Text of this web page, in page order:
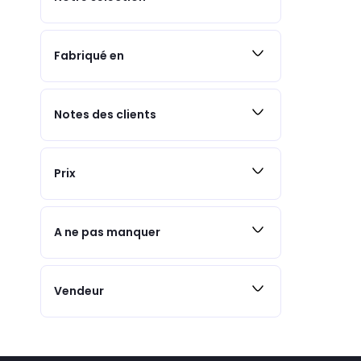
Fabriqué en
Notes des clients
Prix
A ne pas manquer
Vendeur